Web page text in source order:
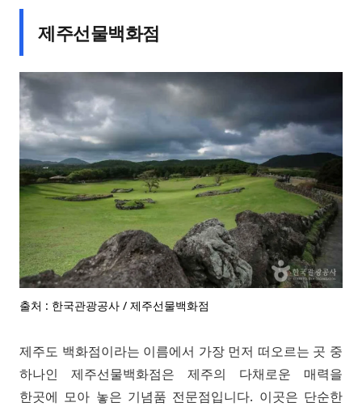
제주선물백화점
출처 : 한국관광공사 / 제주선물백화점
제주도 백화점이라는 이름에서 가장 먼저 떠오르는 곳 중
하나인 제주선물백화점은 제주의 다채로운 매력을
한곳에 모아 놓은 기념품 전문점입니다. 이곳은 단순한